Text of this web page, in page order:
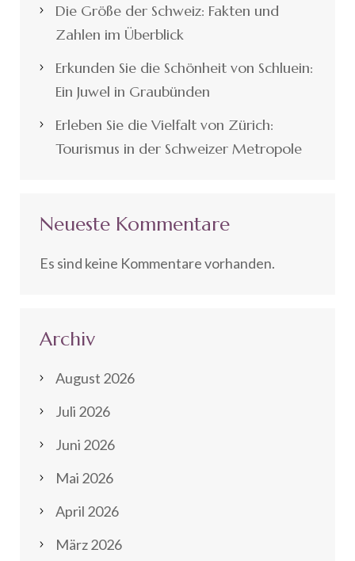
Die Größe der Schweiz: Fakten und
Zahlen im Überblick
Erkunden Sie die Schönheit von Schluein:
Ein Juwel in Graubünden
Erleben Sie die Vielfalt von Zürich:
Tourismus in der Schweizer Metropole
Neueste Kommentare
Es sind keine Kommentare vorhanden.
Archiv
August 2026
Juli 2026
Juni 2026
Mai 2026
April 2026
März 2026